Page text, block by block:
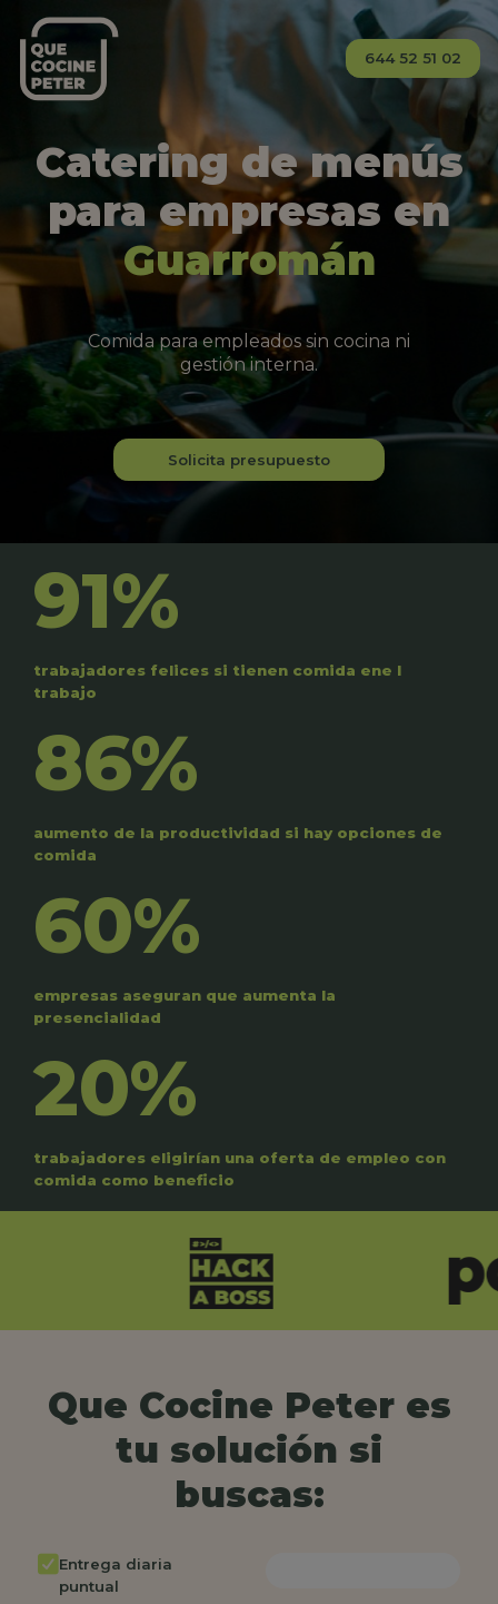
644 52 51 02
Catering de menús
para empresas en
Guarromán
Comida para empleados sin cocina ni
gestión interna.
Solicita presupuesto
91%
trabajadores felices si tienen comida ene l
trabajo
86%
aumento de la productividad si hay opciones de
comida
60%
empresas aseguran que aumenta la
presencialidad
20%
trabajadores eligirían una oferta de empleo con
comida como beneficio
Que Cocine Peter es
tu solución si
buscas:
Entrega diaria
puntual